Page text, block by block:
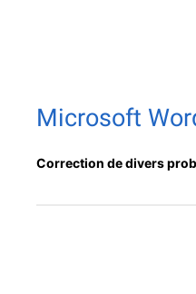
Microsoft
Cor­rec­tion de divers